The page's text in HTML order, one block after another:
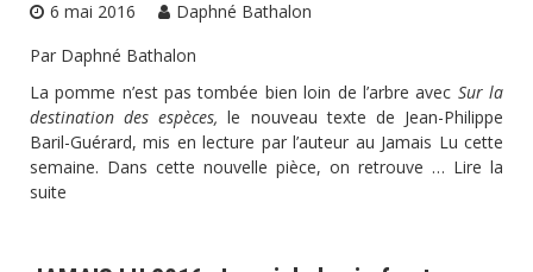
6 mai 2016
Daphné Bathalon
Par Daphné Bathalon
La pomme n’est pas tombée bien loin de l’arbre avec Sur la
destination des espèces, le nouveau texte de Jean-Philippe
Baril-Guérard, mis en lecture par l’auteur au Jamais Lu cette
semaine. Dans cette nouvelle pièce, on retrouve … Lire la
suite